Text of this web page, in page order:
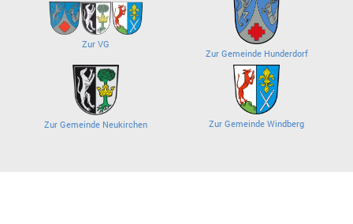
Zur VG
Zur Gemeinde Hunderdorf
Zur Gemeinde Neukirchen Zur Gemeinde Windberg